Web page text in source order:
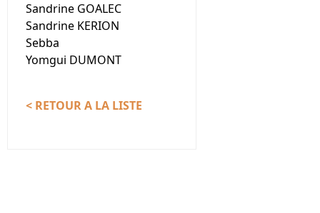
Sandrine GOALEC
Sandrine KERION
Sebba
Yomgui DUMONT
< RETOUR A LA LISTE